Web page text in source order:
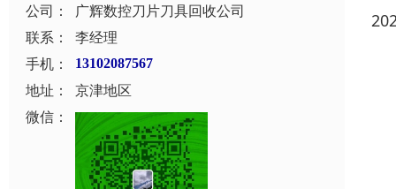
公司：
广辉数控刀片刀具回收公司
联系：
李经理
手机：
13102087567
地址：
京津地区
微信：